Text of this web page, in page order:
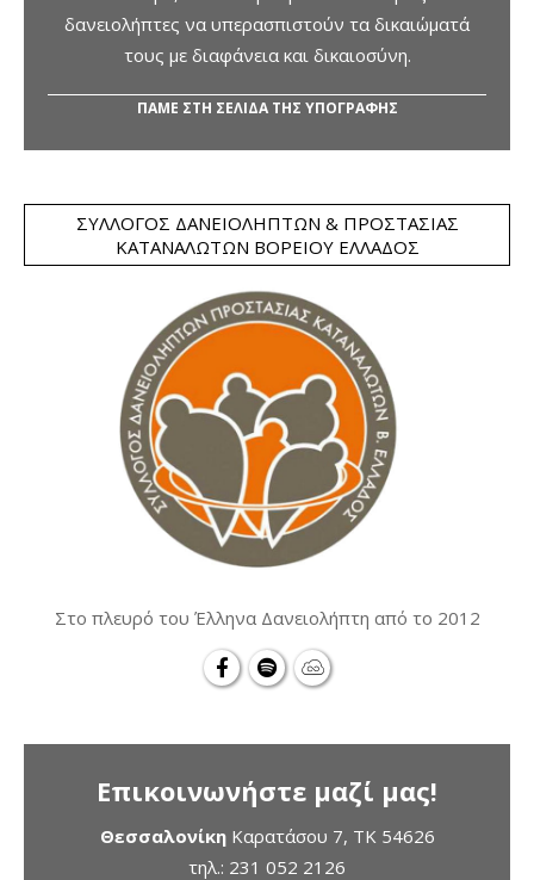
δανειολήπτες να υπερασπιστούν τα δικαιώματά
τους με διαφάνεια και δικαιοσύνη.
ΠΑΜΕ ΣΤΗ ΣΕΛΙΔΑ ΤΗΣ ΥΠΟΓΡΑΦΗΣ
ΣΎΛΛΟΓΟΣ ΔΑΝΕΙΟΛΗΠΤΏΝ & ΠΡΟΣΤΑΣΊΑΣ
ΚΑΤΑΝΑΛΩΤΏΝ ΒΟΡΕΊΟΥ ΕΛΛΆΔΟΣ
Στο πλευρό του Έλληνα Δανειολήπτη από το 2012
Επικοινωνήστε μαζί μας!
ΘεσσαλονίκηΚαρατάσου 7, TK 54626
τηλ.: 231 052 2126